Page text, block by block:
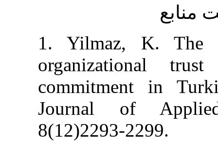
1. Yilmaz, K.
commitment
Journal of
8(12)2293-